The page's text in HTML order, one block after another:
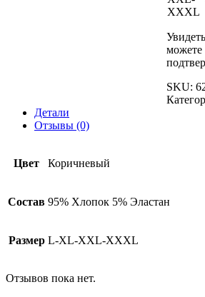
XXXL
Увидеть
можете
SKU:
Детали
Отзывы (0)
Цвет Коричневый
Состав 95% Хлопок 5% Эластан
Размер L-XL-XXL-XXXL
Отзывов пока нет.